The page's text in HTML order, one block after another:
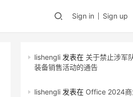
Sign in Sign up
lishengli 发表在 关于禁止涉军
装备销售活动的通告
lishengli 发表在 Office 2024商